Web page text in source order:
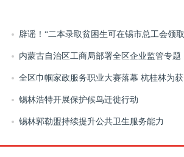
辟谣！“二本录取贫困生可在锡市总工会领取
金秋助学基金”系虚假信息
内蒙古自治区工商局部署全区企业监管专题
工作全区巾帼家政服务职业大赛落幕 杭桂林为获
奖代表队颁奖
锡林浩特开展保护候鸟迁徙行动
锡林郭勒盟持续提升公共卫生服务能力